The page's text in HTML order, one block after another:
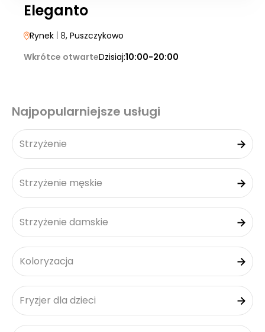
Eleganto
Rynek | 8, Puszczykowo
Wkrótce otwarteDzisiaj:10:00-20:00
Najpopularniejsze usługi
Strzyżenie
Strzyżenie męskie
Strzyżenie damskie
Koloryzacja
Fryzjer dla dzieci